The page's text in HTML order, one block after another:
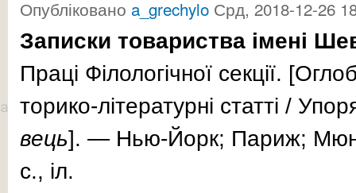
Опубліковано a_grechylo Срд, 2018-12-26
Записки товариства імені
Пра­ці Фі­ло­ло­гіч­ної сек­ції.
то­ри­ко-лі­те­ра­тур­ні стат­ті /
вець]. — Нью-Йорк; Па­­риж;
с., іл.